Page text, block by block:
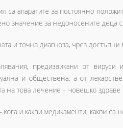
са апаратите за постоянно
значение за недоносените деца
и точна диагноза, чрез
предизвикани от
и обществена, а от
на това лечение – човешко здраве
и какви медикаменти, какви